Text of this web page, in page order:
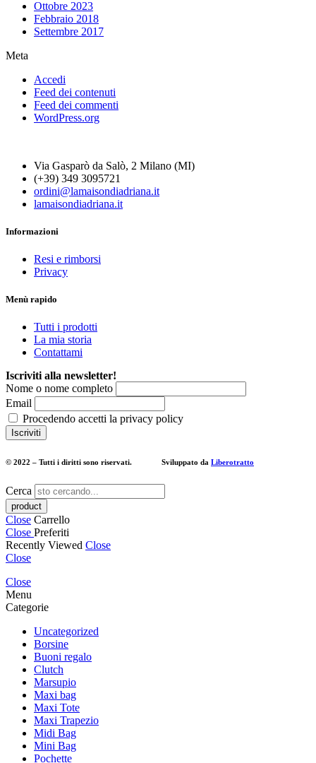
Ottobre 2023
Febbraio 2018
Settembre 2017
Meta
Accedi
Feed dei contenuti
Feed dei commenti
WordPress.org
Via Gasparò da Salò, 2 Milano (MI)
(+39) 349 3095721
ordini@lamaisondiadriana.it
lamaisondiadriana.it
Informazioni
Resi e rimborsi
Privacy
Menù rapido
Tutti i prodotti
La mia storia
Contattami
Iscriviti alla newsletter!
Nome o nome completo
Email
Procedendo accetti la privacy policy
© 2022 – Tutti i diritti sono riservati. Sviluppato da Liberotratto
Cerca
Close Carrello
Close Preferiti
Recently Viewed Close
Close
Close
Menu
Categorie
Uncategorized
Borsine
Buoni regalo
Clutch
Marsupio
Maxi bag
Maxi Tote
Maxi Trapezio
Midi Bag
Mini Bag
Pochette